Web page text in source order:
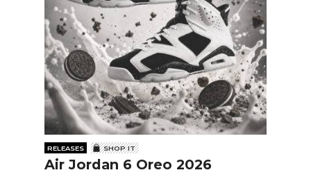
RELEASES SHOP IT
Air Jordan 6 Oreo 2026